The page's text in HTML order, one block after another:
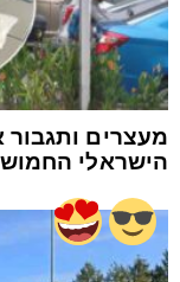
מעצרים
הישראלי